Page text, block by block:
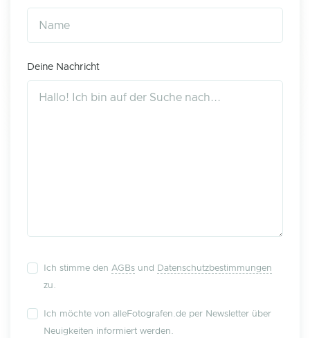
Deine Nachricht
Ich stimme den AGBs und
Datenschutzbestimmungen
zu.
Ich möchte von alleFotografen.de per Newsletter über
Neuigkeiten informiert werden.